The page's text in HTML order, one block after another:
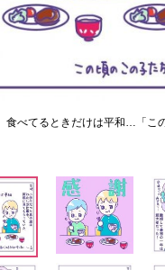
食べてるときだけは平和…「こ